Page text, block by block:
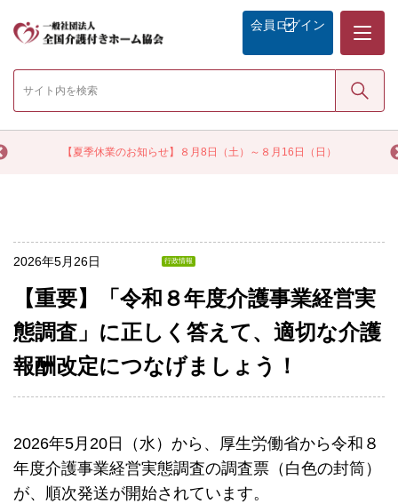
【夏季休業のお知らせ】８月8日（土）～８月16日（日）
会員 ログイン
検索
2026年5月26日 行政情報
【重要】「令和８年度介護事業経営実
態調査」に正しく答えて、適切な介護
報酬改定につなげましょう！
2026年5月20日（水） から、厚生労働省から令和８
年度介護事業経営実態調査の調査票（白色の封筒）
が、順次発送が開始されています。